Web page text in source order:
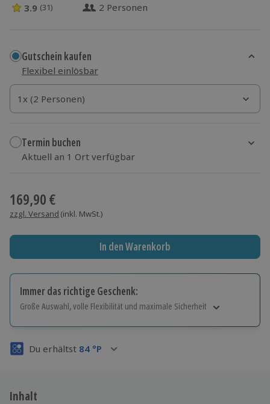
3.9 Sterne von 5 aus 31 Bewertungen
3.9 (31) 2 Personen
Gutschein kaufen
Flexibel einlösbar
1x (2 Personen)
1x (2 Personen)
1x (2 Personen)
Termin buchen
Aktuell an 1 Ort verfügbar
169,90 €
zzgl. Versand (inkl. MwSt.)
In den Warenkorb
Immer das richtige Geschenk:
Große Auswahl, volle Flexibilität und maximale Sicherheit
Volle Flexibilität
3 Jahre gültig & verlängerbar.
Du erhältst 84 °P
Inhalt